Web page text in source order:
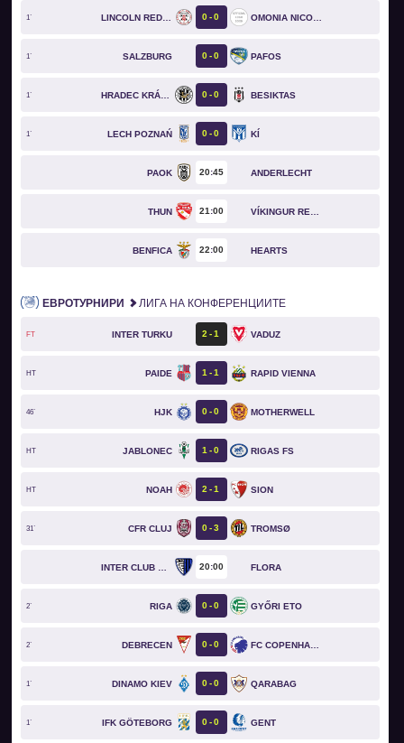
1` LINCOLN RED IMPS 0 0 OMONIA NICOSIA
1` SALZBURG 0 0 PAFOS
1` HRADEC KRÁLOVÉ 0 0 BESIKTAS
1` LECH POZNAŃ 0 0 KÍ
PAOK 20 45 ANDERLECHT
THUN 21 00
BENFICA 22 00 HEARTS
ЕВРОТУРНИРИ ЛИГА НА КОНФЕРЕНЦИИТЕ
FT INTER TURKU 2 1 VADUZ
HT PAIDE 1 1 RAPID VIENNA
46` HJK 0 0 MOTHERWELL
HT JABLONEC 1 0 RIGAS FS
HT NOAH 2 1 SION
31` CFR CLUJ 0 3 TROMSØ
20 00 FLORA
2` RIGA 0 0 GYŐRI ETO
2` DEBRECEN 0 0 FC COPENHAGEN
1` DINAMO KIEV 0 0 QARABAG
1` IFK GÖTEBORG 0 0 GENT